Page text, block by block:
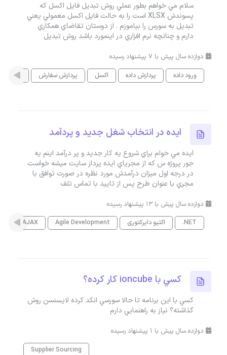
سلام مي خواهم بطور عملي روش تبديل فايل اکسل که
پسوندش XLSX است را به حالت فايل اکسل معمولي يعني
تبديل به سورس را بياموزم . از دوستان تقاضاي همکاري
دارم و چنانچه نرم افزاري در اينمورد باشد روش تبديل
دوازده سال پیش با 7 پیشنهاد رسیده
ورود داده
پردازش داده اکسل پردازش سفارش
ايده در انتخاب شغل جديد و پردآمد
ايده مي خوام براي شروع يه کار جديد و پر درآمد اينم يه
جور پروژه س که از مجرياي ايده پرداز سايت ميشه خواست
در درجه اول ميزان درآمدش مورد نظره در صورت توافق با
مجري با عنوان طرح پس از تاييد با تماس تلف
دوازده سال پیش با 13 پیشنهاد رسیده
.NET
اکتیو دایرکتوری Agile Development
AJAX
کسي با ioncube کار کرده؟
کسي با اين برنامه تا حالا سورسي انکد کرده لايسنسن روش
گذاشته؟ نياز به راهنمايي دارم
دوازده سال پیش با 1 پیشنهاد رسیده
Supplier Sourcing